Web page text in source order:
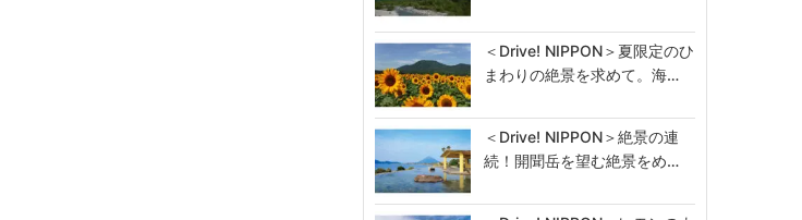
＜Drive! NIPPON＞夏限定のひ
まわりの絶景を求めて。海…
＜Drive! NIPPON＞絶景の連
続！開聞岳を望む絶景をめ…